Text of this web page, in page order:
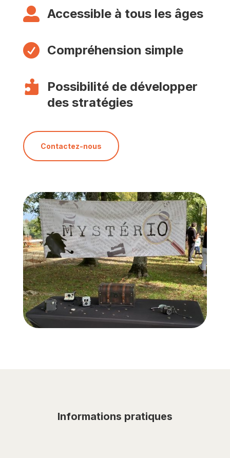
 Accessible à tous les âges
 Compréhension simple

Possibilité de développer
des stratégies
Contactez-nous
Informations pratiques